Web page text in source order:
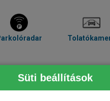
Süti beállítások